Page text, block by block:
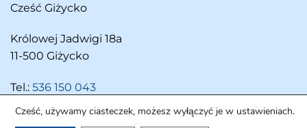
Cześć Giżycko
Królowej Jadwigi 18a
11-500 Giżycko
Tel.: 536 150 043
Cześć, używamy ciasteczek, możesz wyłączyć je w ustawieniach.